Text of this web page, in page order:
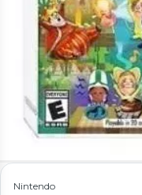
Nintendo